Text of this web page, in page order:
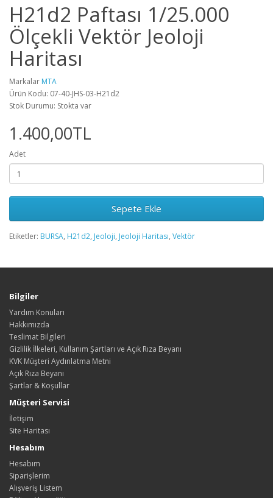
H21d2 Paftası 1/25.000
Ölçekli Vektör Jeoloji
Haritası
Markalar MTA
Ürün Kodu: 07-40-JHS-03-H21d2
Stok Durumu: Stokta var
1.400,00TL
Adet
Sepete Ekle
Etiketler: BURSA, H21d2, Jeoloji, Jeoloji Haritası, Vektör
Bilgiler
Yardım Konuları
Hakkımızda
Teslimat Bilgileri
Gizlilik İlkeleri, Kullanım Şartları ve Açık Rıza Beyanı
KVK Müşteri Aydınlatma Metni
Açık Rıza Beyanı
Şartlar & Koşullar
Müşteri Servisi
İletişim
Site Haritası
Hesabım
Hesabım
Siparişlerim
Alışveriş Listem